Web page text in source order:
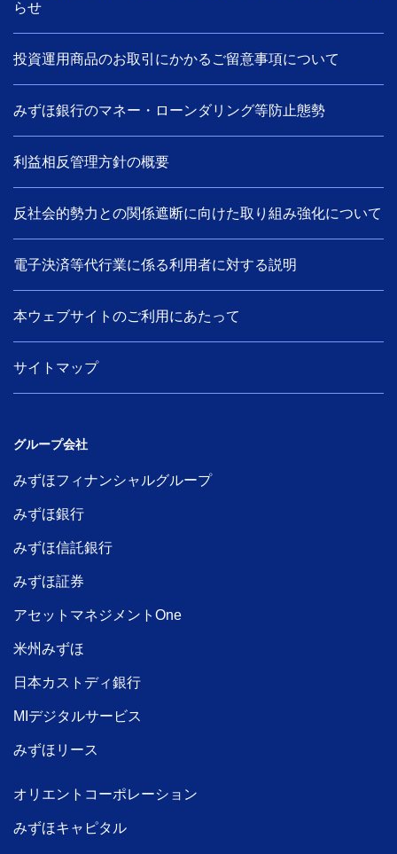
らせ
投資運用商品のお取引にかかるご留意事項について
みずほ銀行のマネー・ローンダリング等防止態勢
利益相反管理方針の概要
反社会的勢力との関係遮断に向けた取り組み強化について
電子決済等代行業に係る利用者に対する説明
本ウェブサイトのご利用にあたって
サイトマップ
グループ会社
みずほフィナンシャルグループ
みずほ銀行
みずほ信託銀行
みずほ証券
アセットマネジメントOne
米州みずほ
日本カストディ銀行
MIデジタルサービス
みずほリース
オリエントコーポレーション
みずほキャピタル